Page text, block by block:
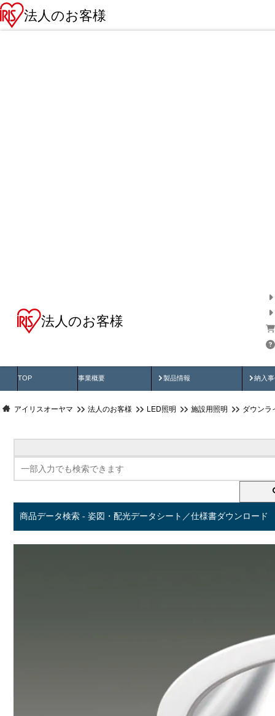
法人のお客様
法人のお客様
TOP 事業概要 製品情報
製品動画 納入
納
アイリスオーヤマ 法人のお客様 LED照明 施設用照明 ダウンラ
商品データ検索 - 姿図・配光データシート／仕様書ダウンロード